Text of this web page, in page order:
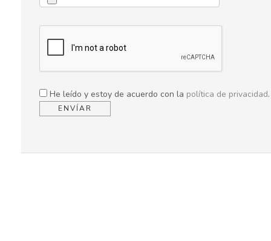
He leído y estoy de acuerdo con la política de privacidad.